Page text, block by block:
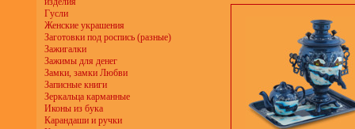
Гусли
Женские украшения
Заготовки под роспись (разные)
Зажигалки
Зажимы для денег
Замки, замки Любви
Записные книги
Зеркальца карманные
Иконы из бука
Карандаши и ручки